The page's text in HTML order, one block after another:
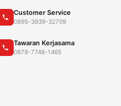
Customer Service
0895-3939-32709
Tawaran Kerjasama
0878-7748-1465